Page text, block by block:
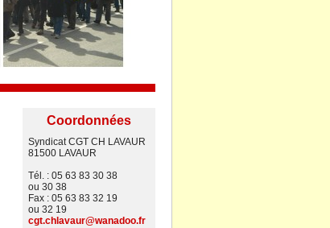
Coordonnées
Syndicat CGT CH LAVAUR
81500 LAVAUR
Tél. : 05 63 83 30 38
ou 30 38
Fax : 05 63 83 32 19
ou 32 19
cgt.chlavaur@wanadoo.fr